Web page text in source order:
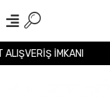
ALIŞVERİŞ İMKANI